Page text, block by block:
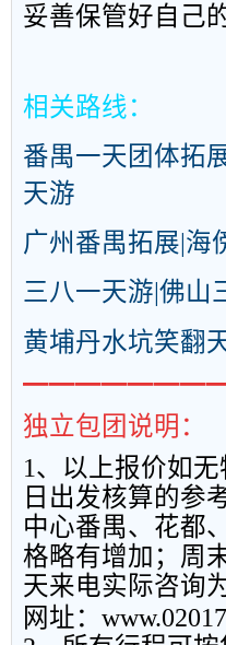
妥善保管好自己
相关路线：
番禺一天团体拓
天游
广州番禺拓展 |海
三八一天游|佛山
黄埔丹水坑笑翻
独立包团说明：
1、以上报价如
日出发核算的参
中心番禺、花都
格略有增加；周
天来电实际咨询
网址：